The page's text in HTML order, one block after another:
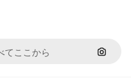
画像で